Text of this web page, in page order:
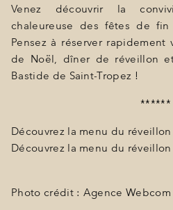
Venez découvrir la
chaleureuse des fêtes de fin
Pensez à réserver
de Noël, dîner de réveillon
Bastide de Saint-Tropez !
******
Découvrez la menu du
Découvrez la menu du
Photo crédit : Agence Webcom